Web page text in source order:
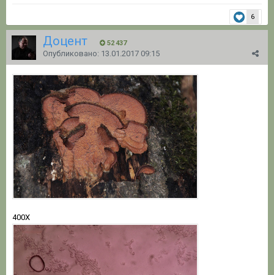
6
Доцент 52 437
Опубликовано: 13.01.2017 09:15
400Х